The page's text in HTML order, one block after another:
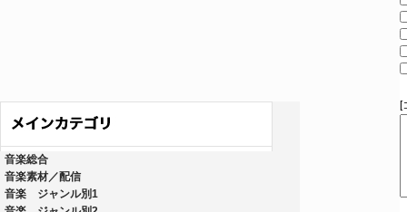
音楽総合
音楽素材／配信
音楽 ジャンル別1
[